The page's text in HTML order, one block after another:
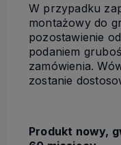
W przypadku
montażowy do
pozostawienie
podaniem
zamówienia.
zostanie
Produkt nowy,